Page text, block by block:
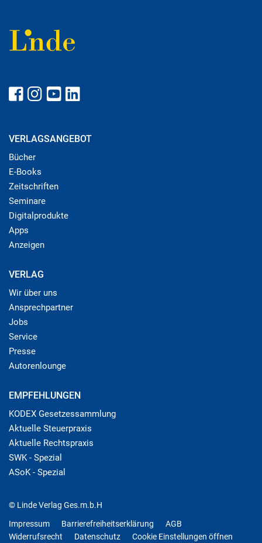
VERLAGSANGEBOT
Bücher
E-Books
Zeitschriften
Seminare
Digitalprodukte
Apps
Anzeigen
VERLAG
Wir über uns
Ansprechpartner
Jobs
Service
Presse
Autorenlounge
EMPFEHLUNGEN
KODEX Gesetzessammlung
Aktuelle Steuerpraxis
Aktuelle Rechtspraxis
SWK - Spezial
ASoK - Spezial
© Linde Verlag Ges.m.b.H
Impressum
Barrierefreiheitserklärung
AGB
Widerrufsrecht
Datenschutz Cookie Einstellungen öffnen